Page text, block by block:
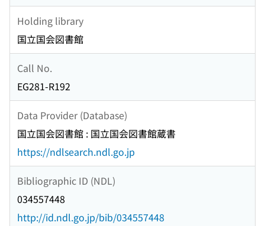
Holding library
国立国会図書館
Call No.
EG281-R192
Data Provider (Database)
国立国会図書館 : 国立国会図書館蔵書
https://ndlsearch.ndl.go.jp
Bibliographic ID (NDL)
034557448
http://id.ndl.go.jp/bib/034557448